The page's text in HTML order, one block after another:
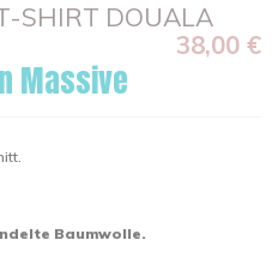
SHIRT DOUALA
38,00 €
Massive
Baumwolle.